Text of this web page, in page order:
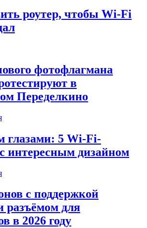
роутер, чтобы Wi-Fi
фотофлагмана
в
Переделкино
глазами: 5 Wi-Fi-
интересным дизайном
с поддержкой
разъёмом для
в 2026 году